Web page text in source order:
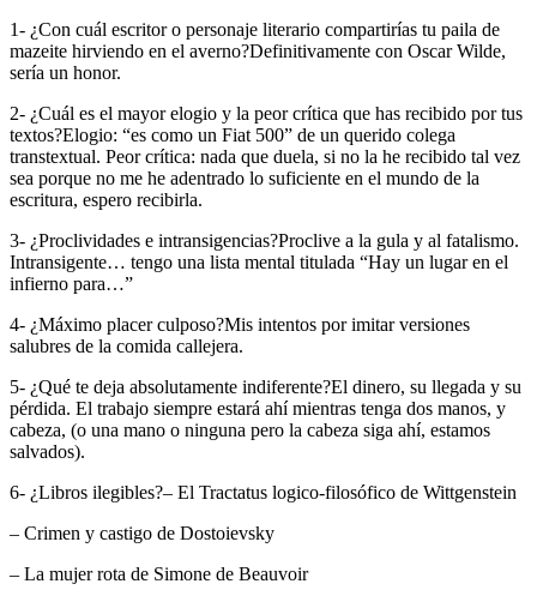
1- ¿Con cuál escritor o personaje literario compartirías tu paila de
mazeite hirviendo en el averno?Definitivamente con Oscar Wilde,
sería un honor.
2- ¿Cuál es el mayor elogio y la peor crítica que has recibido por tus
textos?Elogio: “es como un Fiat 500” de un querido colega
transtextual. Peor crítica: nada que duela, si no la he recibido tal vez
sea porque no me he adentrado lo suficiente en el mundo de la
escritura, espero recibirla.
3- ¿Proclividades e intransigencias?Proclive a la gula y al fatalismo.
Intransigente… tengo una lista mental titulada “Hay un lugar en el
infierno para…”
4- ¿Máximo placer culposo?Mis intentos por imitar versiones
salubres de la comida callejera.
5- ¿Qué te deja absolutamente indiferente?El dinero, su llegada y su
pérdida. El trabajo siempre estará ahí mientras tenga dos manos, y
cabeza, (o una mano o ninguna pero la cabeza siga ahí, estamos
salvados).
6- ¿Libros ilegibles?– El Tractatus logico-filosófico de Wittgenstein
– Crimen y castigo de Dostoievsky
– La mujer rota de Simone de Beauvoir